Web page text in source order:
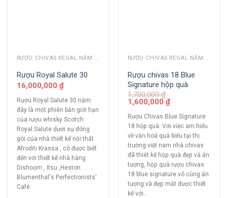
RƯỢU CHIVAS REGAL NĂM CŨ
Rượu Royal Salute 30
16,000,000 ₫
Rượu Royal Salute 30 năm:
đây là một phiên bản giới hạn
của rượu whisky Scotch
Royal Salute dưới sự đóng
gói của nhà thiết kế nội thất
Afroditi Krassa , cô được biết
đến với thiết kế nhà hàng
Dishoom , Itsu ,Heston
Blumenthal's Perfectionists'
Café.
RƯỢU CHIVAS REGAL NĂM CŨ
Rượu chivas 18 Blue
Signature hộp quà
1,700,000₫
1,600,000₫
Rượu Chivas Blue Signature
18 hộp quà: Với việc am hiểu
về văn hoá quà biếu tại thị
trường việt nam nhà chivas
đã thiét kế hộp quà đẹp và ấn
tượng, hộp quà rượu chivas
18 blue signature vô cùng ấn
tượng và đẹp mắt được thiết
kế với..